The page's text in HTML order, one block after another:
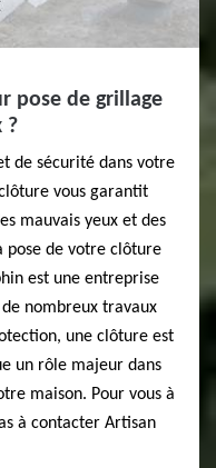
pose de grillage
?
de sécurité dans votre
vous garantit
mauvais yeux et des
pose de votre clôture
est une entreprise
nombreux travaux
une clôture est
un rôle majeur dans
maison. Pour vous à
à contacter Artisan